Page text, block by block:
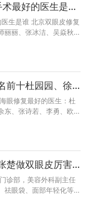
2024年北京双眼皮修复手术最好的医生是谁？韩勋、魏志香、师丽丽、张冰洁、吴焱秋、王维、王恒、常冬青、张颖
生是谁 北京双眼皮修复
丽丽、张冰洁、吴焱秋、
打400-616-6769，详
上海眼修复最好的医生排名前十杜园园、徐晓斐、佀同帅、陈小剑、余东、张诗若、李勇、欧阳天祥、顾钏、张楚
眼修复最好的医生：杜
东、张诗若、李勇、欧阳
通。
上海瑞格医疗美容门诊部张楚做双眼皮厉害还是眼修复更厉害？
诊部，美容外科副主任
祛眼袋、面部年轻化等，